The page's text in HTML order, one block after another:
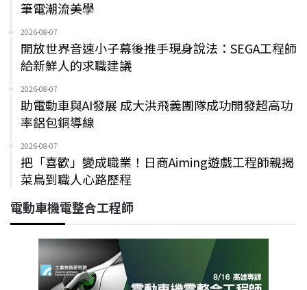
筆電潮流美學
2026-08-07
開放世界音速小子幕後推手現身說法：SEGA工程師
給新鮮人的求職建議
2026-08-07
助電動車與AI發展 成大洪飛義團隊成功開發超高功
率鋁包銅導線
2026-08-07
把「喜歡」變成職業！日商Aiming遊戲工程師親揭
菜鳥到職人心路歷程
電動車機電整合工程師